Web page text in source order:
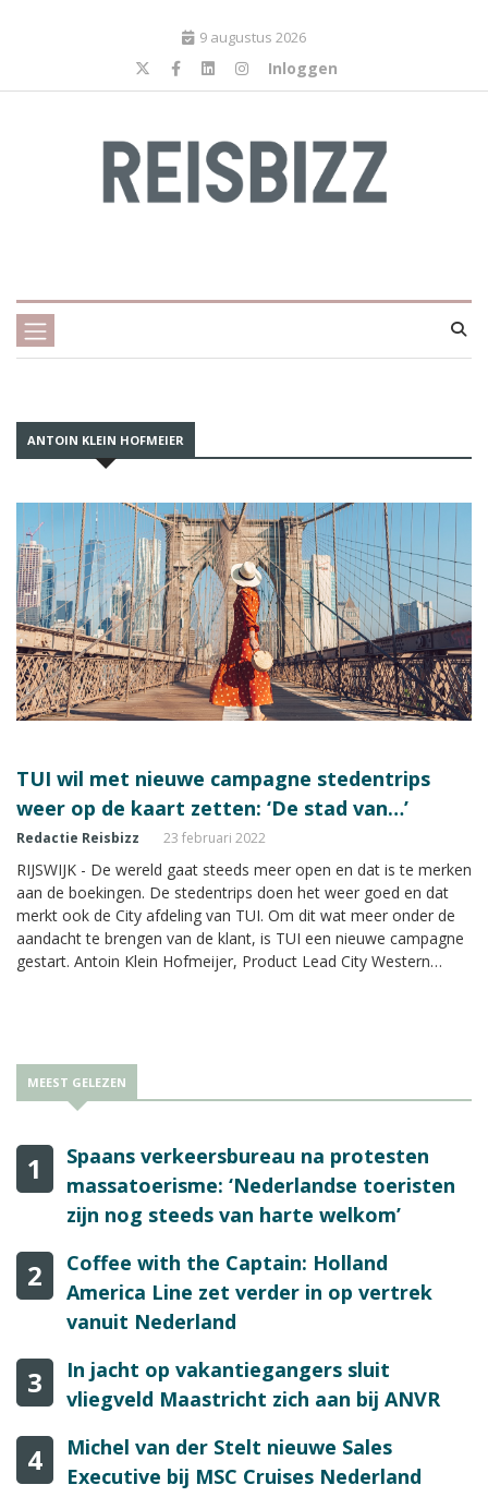
9 augustus 2026
Inloggen
ANTOIN KLEIN HOFMEIER
TUI wil met nieuwe campagne stedentrips
weer op de kaart zetten: ‘De stad van…’
Redactie Reisbizz 23 februari 2022
RIJSWIJK - De wereld gaat steeds meer open en dat is te merken
aan de boekingen. De stedentrips doen het weer goed en dat
merkt ook de City afdeling van TUI. Om dit wat meer onder de
aandacht te brengen van de klant, is TUI een nieuwe campagne
gestart. Antoin Klein Hofmeijer, Product Lead City Western
MEEST GELEZEN
1
Spaans verkeersbureau na protesten
massatoerisme: ‘Nederlandse toeristen
zijn nog steeds van harte welkom’
2
Coffee with the Captain: Holland
America Line zet verder in op vertrek
vanuit Nederland
3
In jacht op vakantiegangers sluit
vliegveld Maastricht zich aan bij ANVR
4
Michel van der Stelt nieuwe Sales
Executive bij MSC Cruises Nederland